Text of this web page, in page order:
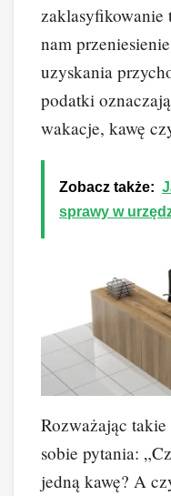
nam
uzyskania
podatki
wakacje, kawę
Zobacz także:
sprawy w
Rozważając
sobie pytania:
jedną kawę? A